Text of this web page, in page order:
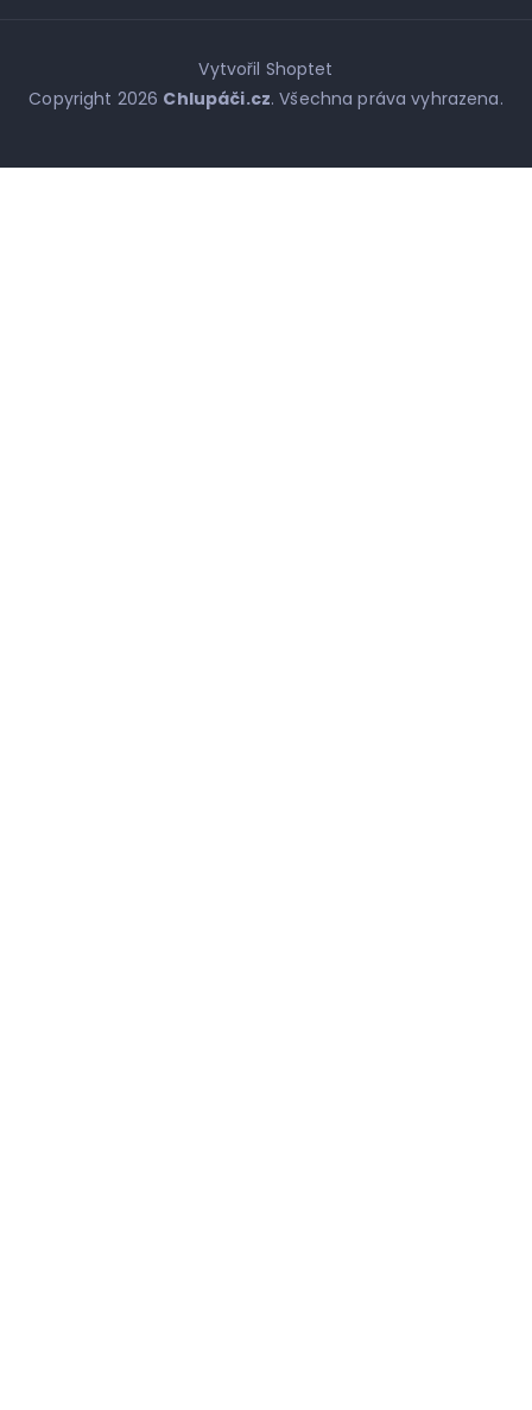
Vytvořil Shoptet
Copyright 2026 Chlupáči.cz. Všechna práva vyhrazena.